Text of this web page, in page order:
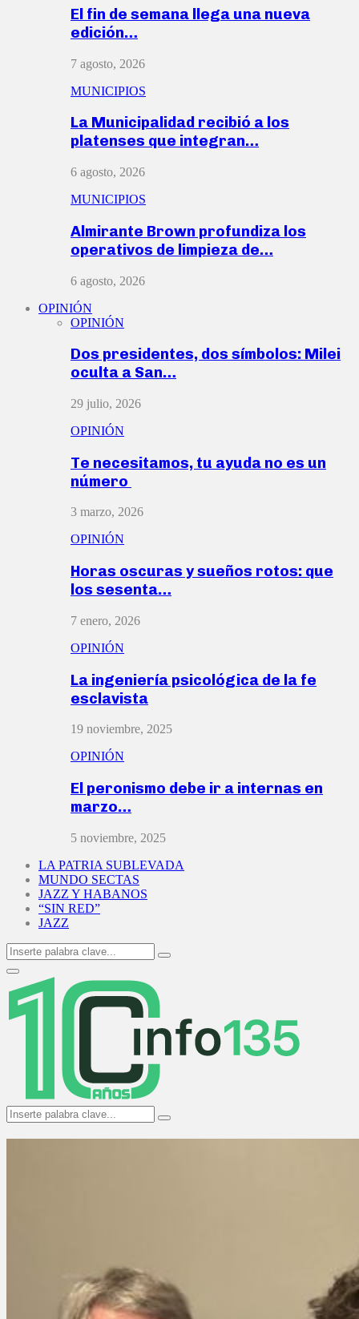
El fin de semana llega una nueva
edición…
7 agosto, 2026
MUNICIPIOS
La Municipalidad recibió a los
platenses que integran…
6 agosto, 2026
MUNICIPIOS
Almirante Brown profundiza los
operativos de limpieza de…
6 agosto, 2026
OPINIÓN
OPINIÓN
Dos presidentes, dos símbolos: Milei
oculta a San…
29 julio, 2026
OPINIÓN
Te necesitamos, tu ayuda no es un
número
3 marzo, 2026
OPINIÓN
Horas oscuras y sueños rotos: que
los sesenta…
7 enero, 2026
OPINIÓN
La ingeniería psicológica de la fe
esclavista
19 noviembre, 2025
OPINIÓN
El peronismo debe ir a internas en
marzo…
5 noviembre, 2025
LA PATRIA SUBLEVADA
MUNDO SECTAS
JAZZ Y HABANOS
“SIN RED”
JAZZ
Search
for:
Search
Primary
Menu
Search
for:
Search